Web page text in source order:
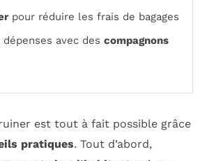
pour réduire les frais de bagages
dépenses avec des compagnons
est tout à fait possible grâce
pratiques. Tout d’abord,